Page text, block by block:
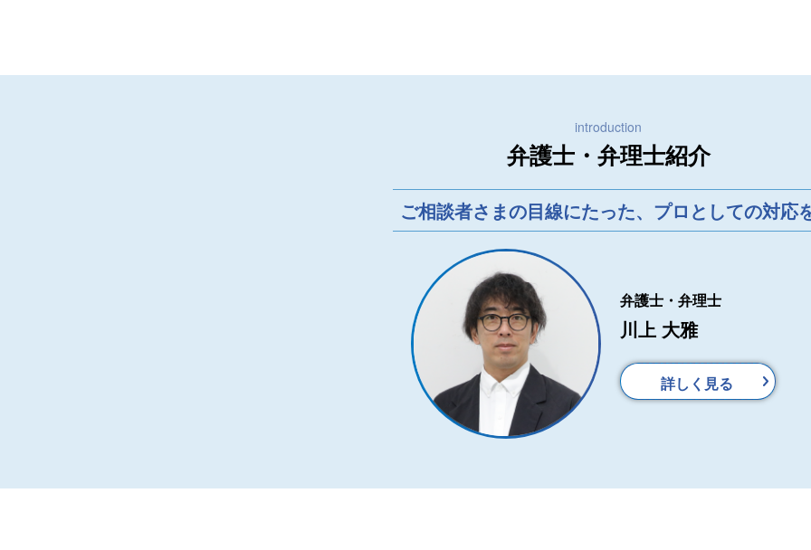
introduction
弁護士・弁理士紹介
ご相談者さまの目線にたった、 プロとしての対応
弁護士・弁理士
川上 大雅
詳しく見る